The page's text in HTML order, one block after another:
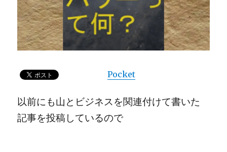
Pocket
以前にも山とビジネスを関連付けて書いた
記事を投稿しているので